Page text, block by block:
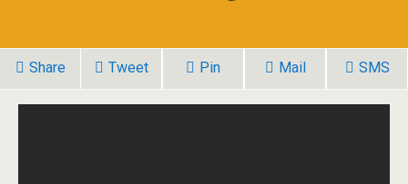
Share Tweet Pin Mail SMS